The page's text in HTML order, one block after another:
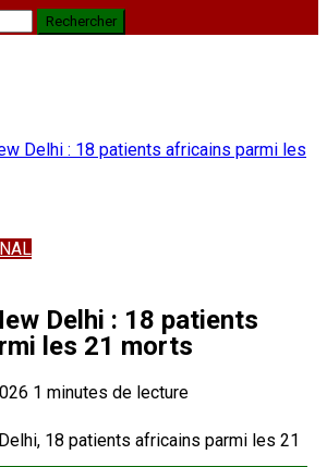
Delhi : 18 patients africains parmi les
Delhi : 18 patients
les 21 morts
1 minutes de lecture